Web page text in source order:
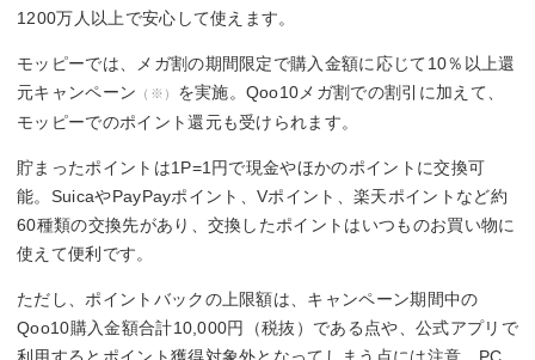
1200万人以上で安心して使えます。
モッピーでは、メガ割の期間限定で購入金額に応じて10％以上還
元キャンペーン
（※）
を実施。Qoo10メガ割での割引に加えて、
モッピーでのポイント還元も受けられます。
貯まったポイントは1P=1円で現金やほかのポイントに交換可
能。SuicaやPayPayポイント、Vポイント、楽天ポイントなど約
60種類の交換先があり、交換したポイントはいつものお買い物に
使えて便利です。
ただし、ポイントバックの上限額は、キャンペーン期間中の
Qoo10購入金額合計10,000円（税抜）である点や、公式アプリで